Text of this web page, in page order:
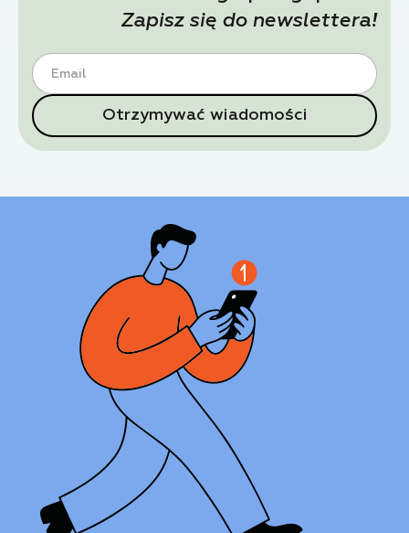
Zapisz się do newslettera!